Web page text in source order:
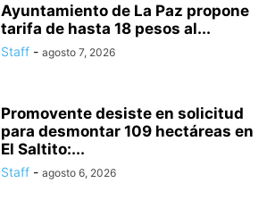
Ayuntamiento de La Paz propone
tarifa de hasta 18 pesos al...
Staff - agosto 7, 2026
Promovente desiste en solicitud
para desmontar 109 hectáreas en
El Saltito:...
Staff - agosto 6, 2026